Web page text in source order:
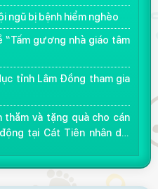
ngũ bị bệnh hiểm nghèo
“Tấm gương nhà giáo tâm
tỉnh Lâm Đồng tham gia
thăm và tặng quà cho cán
tại Cát Tiên nhân dịp